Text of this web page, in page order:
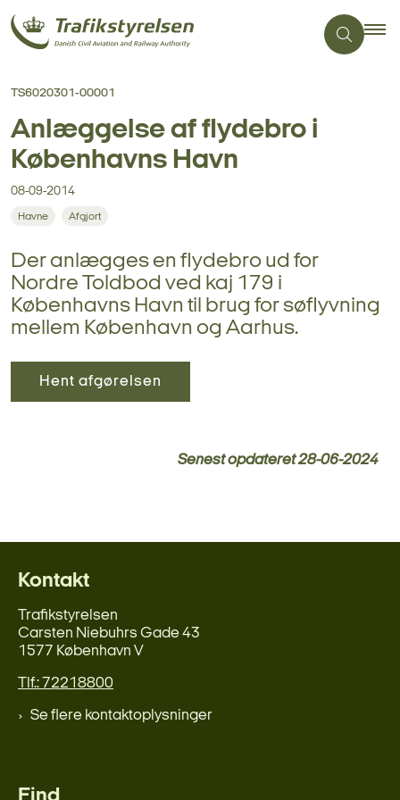
TS6020301-00001
Anlæggelse af flydebro i
Københavns Havn
08-09-2014
Havne Afgjort
Der anlægges en flydebro ud for
Nordre Toldbod ved kaj 179 i
Københavns Havn til brug for søflyvning
mellem København og Aarhus.
Hent afgørelsen
Senest opdateret28-06-2024
Kontakt
Trafikstyrelsen
Carsten Niebuhrs Gade 43
1577 København V
Tlf.: 72218800
Se flere kontaktoplysninger